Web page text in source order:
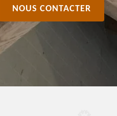
NOUS CONTACTER